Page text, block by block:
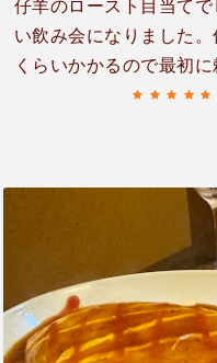
仔羊のロースト目当て
い飲み会になりました
くらいかかるので最初